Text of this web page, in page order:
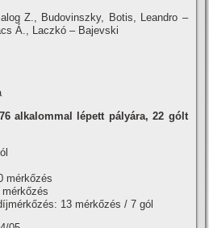
Z., Budovinszky, Botis, Leandro –
Á., Laczkó – Bajevski
alkalommal lépett pályára, 22 gólt
mérkőzés
13 mérkőzés / 7 gól